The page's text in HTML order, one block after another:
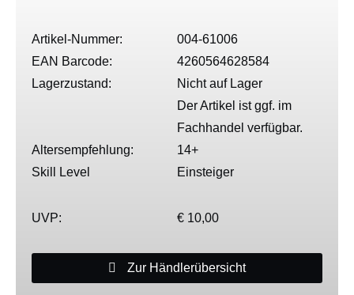
Artikel-Nummer:
004-61006
EAN Barcode:
4260564628584
Lagerzustand:
Nicht auf Lager
Der Artikel ist ggf. im
Fachhandel verfügbar.
Altersempfehlung:
14+
Skill Level
Einsteiger
UVP: € 10,00
Zur Händlerübersicht